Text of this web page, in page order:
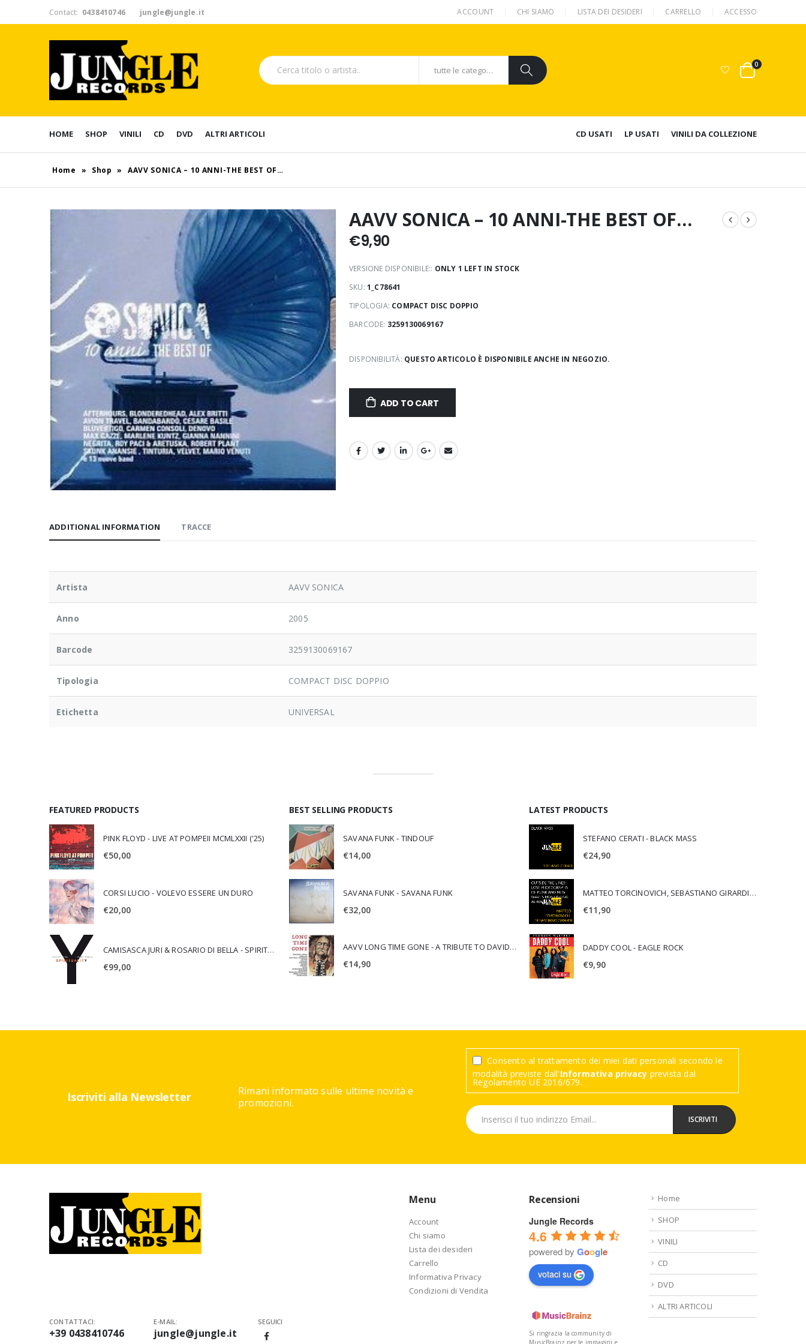
Contact: 0438410746 jungle@jungle.it ACCOUNT CHI SIAMO LISTA DEI DESIDERI CARRELLO ACCESSO
tutte le categorie
0
HOME SHOP VINILI CD DVD ALTRI ARTICOLI CD USATI LP USATI VINILI DA COLLEZIONE
Home » Shop » AAVV SONICA – 10 ANNI-THE BEST OF…
AAVV SONICA – 10 ANNI-THE BEST OF…
€9,90
VERSIONE DISPONIBILE:: ONLY 1 LEFT IN STOCK
SKU: 1_C78641
TIPOLOGIA: COMPACT DISC DOPPIO
BARCODE: 3259130069167
DISPONIBILITÀ: QUESTO ARTICOLO È DISPONIBILE ANCHE IN NEGOZIO.
ADD TO CART
ADDITIONAL INFORMATION TRACCE
Artista AAVV SONICA
Anno 2005
Barcode 3259130069167
Tipologia COMPACT DISC DOPPIO
Etichetta UNIVERSAL
FEATURED PRODUCTS
PINK FLOYD - LIVE AT POMPEII MCMLXXII ('25)
€50,00
CORSI LUCIO - VOLEVO ESSERE UN DURO
€20,00
CAMISASCA JURI & ROSARIO DI BELLA - SPIRITUALITY
€99,00
BEST SELLING PRODUCTS
SAVANA FUNK - TINDOUF
€14,00
SAVANA FUNK - SAVANA FUNK
€32,00
AAVV LONG TIME GONE - A TRIBUTE TO DAVID CROSBY
€14,90
LATEST PRODUCTS
STEFANO CERATI - BLACK MASS
€24,90
MATTEO TORCINOVICH, SEBASTIANO GIRARDI - OUTSIDE THE LINES: LOST PHOTOGRAPHS OF PUNK AND NEW WAVE'S MOST ICONIC ALBUMS
€11,90
DADDY COOL - EAGLE ROCK
€9,90
Iscriviti alla Newsletter
Rimani informato sulle ultime novità e
promozioni.
Consento al trattamento dei miei dati personali secondo le
modalità previste dall'Informativa privacy prevista dal
Regolamento UE 2016/679.
CONTATTACI:
+39 0438410746
E-MAIL:
jungle@jungle.it
SEGUICI
Menu
Account
Chi siamo
Lista dei desideri
Carrello
Informativa Privacy
Condizioni di Vendita
Recensioni
Jungle Records
4.6
powered by Google
votaci su
Si ringrazia la community di
MusicBrainz per le immagini e
Home
SHOP
VINILI
CD
DVD
ALTRI ARTICOLI